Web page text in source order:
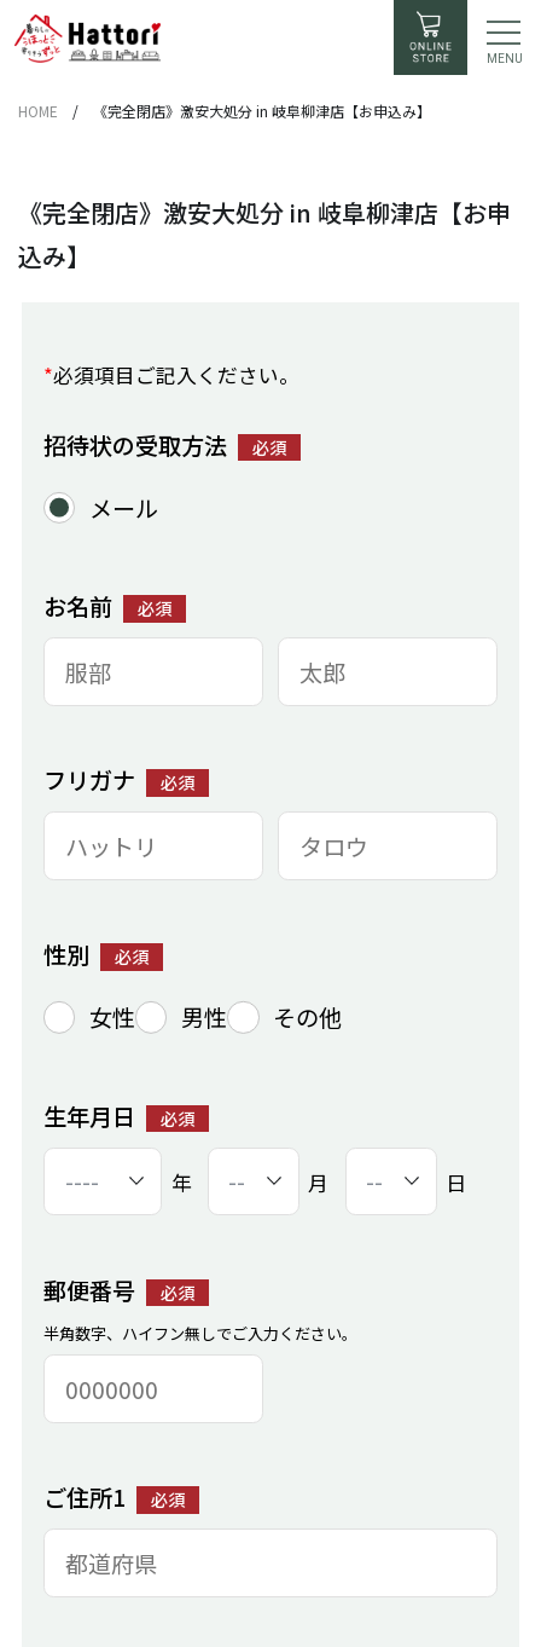
MENU
HOME / 《完全閉店》激安大処分 in 岐阜柳津店【お申込み】
《完全閉店》激安大処分 in 岐阜柳津店【お申
込み】
*必須項目ご記入ください。
招待状の受取方法 必須
メール
お名前 必須
フリガナ 必須
性別 必須
女性 男性 その他
生年月日 必須
年 月 日
郵便番号 必須
半角数字、ハイフン無しでご入力ください。
ご住所1 必須